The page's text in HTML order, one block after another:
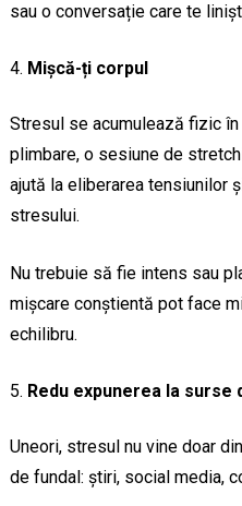
sau o conversație care te
Mișcă-ți corpul
Stresul se acumulează fizic
plimbare, o sesiune de
ajută la eliberarea tensiunilor
stresului.
Nu trebuie să fie intens sau
mișcare conștientă pot face
echilibru.
Redu expunerea la
Uneori, stresul nu vine doar
de fundal: știri, social media,